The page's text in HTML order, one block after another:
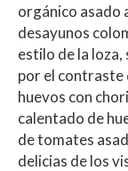
orgánico asado
desayunos
estilo de la
por el contraste
huevos con
calentado de
de tomates
delicias de los